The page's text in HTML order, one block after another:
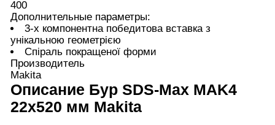
400
Дополнительные параметры:
3-х компонентна победитова вставка з
унікальною геометрією
Спіраль покращеної форми
Производитель
Makita
Описание Бур SDS-Max MAK4
22x520 мм Makita